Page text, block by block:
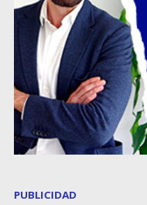
PUBLICIDAD